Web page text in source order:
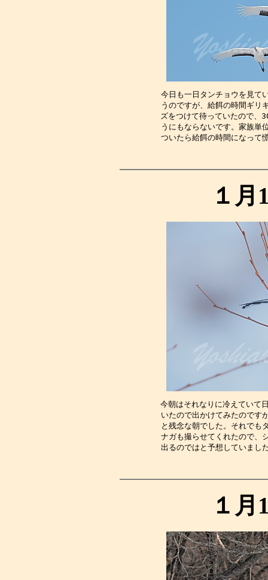
今日も一日タンチョウを見て
うのですが、給餌の時間ギリ
ズをつけて待っていたので、
うにもならないです。家族単
ついたら給餌の時間に
１月
今朝はそれなりに冷えていて
いたので出かけてみたのです
と残念な朝でした。それでも
ナガも撮らせてくれたので、
出るのではと予想していま
１月